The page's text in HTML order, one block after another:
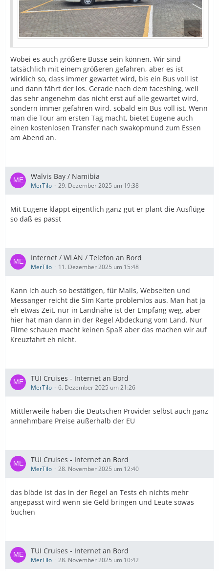
Wobei es auch größere Busse sein können. Wir sind
tatsächlich mit einem größeren gefahren, aber es ist
wirklich so, dass immer gewartet wird, bis ein Bus voll ist
und dann fährt der los. Gerade nach dem faceshing, weil
das sehr angenehm das nicht erst auf alle gewartet wird,
sondern immer gefahren wird, sobald ein Bus voll ist. Wenn
man die Tour am ersten Tag macht, bietet Eugene auch
einen kostenlosen Transfer nach swakopmund zum Essen
am Abend an.
Walvis Bay / Namibia
MerTilo 29. Dezember 2025 um 19:38
Mit Eugene klappt eigentlich ganz gut er plant die Ausflüge
so daß es passt
Internet / WLAN / Telefon an Bord
MerTilo 11. Dezember 2025 um 15:48
Kann ich auch so bestätigen, für Mails, Webseiten und
Messanger reicht die Sim Karte problemlos aus. Man hat ja
eh etwas Zeit, nur in Landnähe ist der Empfang weg, aber
hier hat man dann in der Regel Abdeckung vom Land. Nur
Filme schauen macht keinen Spaß aber das machen wir auf
Kreuzfahrt eh nicht.
TUI Cruises - Internet an Bord
MerTilo 6. Dezember 2025 um 21:26
Mittlerweile haben die Deutschen Provider selbst auch ganz
annehmbare Preise außerhalb der EU
TUI Cruises - Internet an Bord
MerTilo 28. November 2025 um 12:40
das blöde ist das in der Regel an Tests eh nichts mehr
angepasst wird wenn sie Geld bringen und Leute sowas
buchen
TUI Cruises - Internet an Bord
MerTilo 28. November 2025 um 10:42